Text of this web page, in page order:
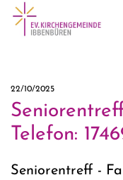
22/10/2025
Telefon:
Seniorentreff -